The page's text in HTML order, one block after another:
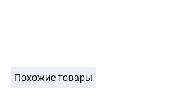
Похожие товары